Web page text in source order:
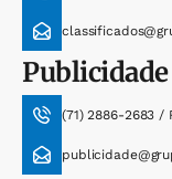
Publicidade
(71) 2886-2683 /